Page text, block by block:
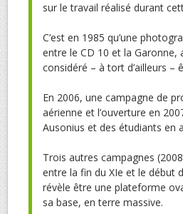
sur le travail réalisé durant
C’est en 1985 qu’une
entre le CD 10 et la Garonne,
considéré – à tort d’ailleurs –
En 2006, une campagne de
aérienne et l’ouverture en
Ausonius et des étudiants en
Trois autres campagnes
entre la fin du XIe et le début
révèle être une plateforme
sa base, en terre massive.